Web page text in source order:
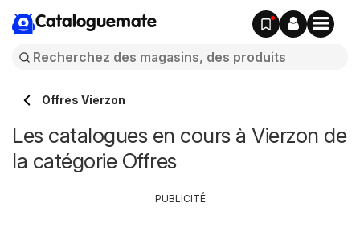
Cataloguemate
Offres Vierzon
Les catalogues en cours à Vierzon de
la catégorie Offres
PUBLICITÉ